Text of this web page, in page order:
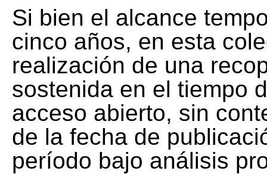
Si bien el alcance
cinco años, en esta
realización de una
sostenida en el tiempo
acceso abierto, sin
de la fecha de
período bajo análisis